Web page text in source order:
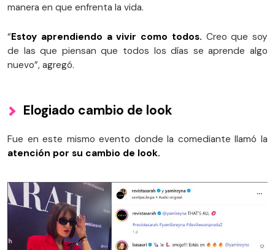
manera en que enfrenta la vida.
“Estoy aprendiendo a vivir como todos. Creo que soy
de las que piensan que todos los días se aprende algo
nuevo”, agregó.
Elogiado cambio de look
Fue en este mismo evento donde la comediante llamó la
atención por su cambio de look.